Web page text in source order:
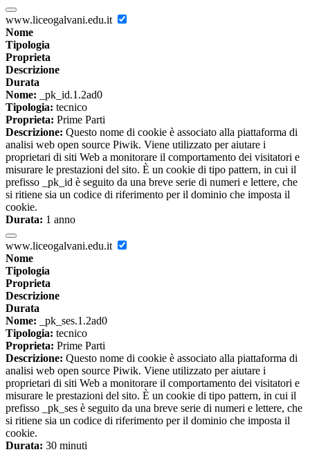
www.liceogalvani.edu.it
Nome
Tipologia
Proprieta
Descrizione
Durata
Nome: _pk_id.1.2ad0
Tipologia: tecnico
Proprieta: Prime Parti
Descrizione: Questo nome di cookie è associato alla piattaforma di
analisi web open source Piwik. Viene utilizzato per aiutare i
proprietari di siti Web a monitorare il comportamento dei visitatori e
misurare le prestazioni del sito. È un cookie di tipo pattern, in cui il
prefisso _pk_id è seguito da una breve serie di numeri e lettere, che
si ritiene sia un codice di riferimento per il dominio che imposta il
cookie.
Durata: 1 anno
www.liceogalvani.edu.it
Nome
Tipologia
Proprieta
Descrizione
Durata
Nome: _pk_ses.1.2ad0
Tipologia: tecnico
Proprieta: Prime Parti
Descrizione: Questo nome di cookie è associato alla piattaforma di
analisi web open source Piwik. Viene utilizzato per aiutare i
proprietari di siti Web a monitorare il comportamento dei visitatori e
misurare le prestazioni del sito. È un cookie di tipo pattern, in cui il
prefisso _pk_ses è seguito da una breve serie di numeri e lettere, che
si ritiene sia un codice di riferimento per il dominio che imposta il
cookie.
Durata: 30 minuti